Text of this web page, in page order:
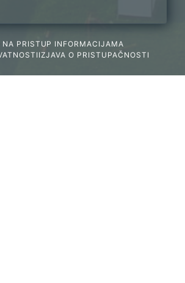
NA PRISTUP INFORMACIJAMA
IZJAVA O PRISTUPAČNOSTI